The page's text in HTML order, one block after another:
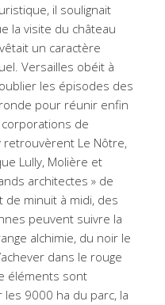
il soulignait
la visite du château
un caractère
Versailles obéit à
les épisodes des
pour réunir enfin
de
retrouvèrent Le Nôtre,
Lully, Molière et
architectes » de
de minuit à midi, des
peuvent suivre la
alchimie, du noir le
dans le rouge
éléments sont
les 9000 ha du parc, la